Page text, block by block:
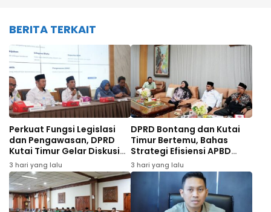
BERITA TERKAIT
Perkuat Fungsi Legislasi
dan Pengawasan, DPRD
Kutai Timur Gelar Diskusi
Panel Tenaga Ahli
3 hari yang lalu
DPRD Bontang dan Kutai
Timur Bertemu, Bahas
Strategi Efisiensi APBD
hingga Dana Bagi Hasil
3 hari yang lalu